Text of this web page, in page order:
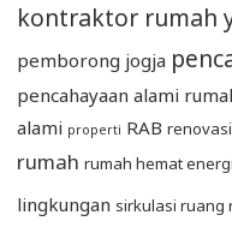
kontraktor rumah
pemborong jogja
pencahayaan alami
alami properti RAB renovasi
rumah rumah hemat energi
lingkungan sirkulasi ruang